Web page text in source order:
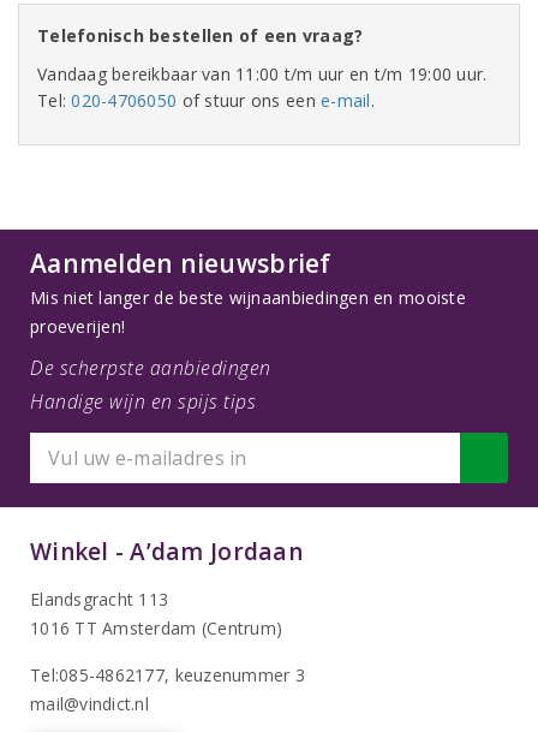
Telefonisch bestellen of een vraag?
Vandaag bereikbaar van 11:00 t/m uur en t/m 19:00 uur.
Tel:020-4706050 of stuur ons eene-mail.
Aanmelden nieuwsbrief
Mis niet langer de beste wijnaanbiedingen en mooiste
proeverijen!
De scherpste aanbiedingen
Handige wijn en spijs tips
Winkel - A’dam Jordaan
Elandsgracht 113
1016 TT Amsterdam (Centrum)
Tel:085-4862177, keuzenummer 3
mail@vindict.nl